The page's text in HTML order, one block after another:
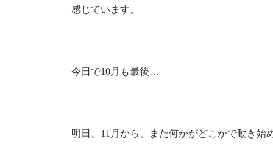
感じています。
今日で10月も最後…
明日、11月から、また何かがどこかで動き始